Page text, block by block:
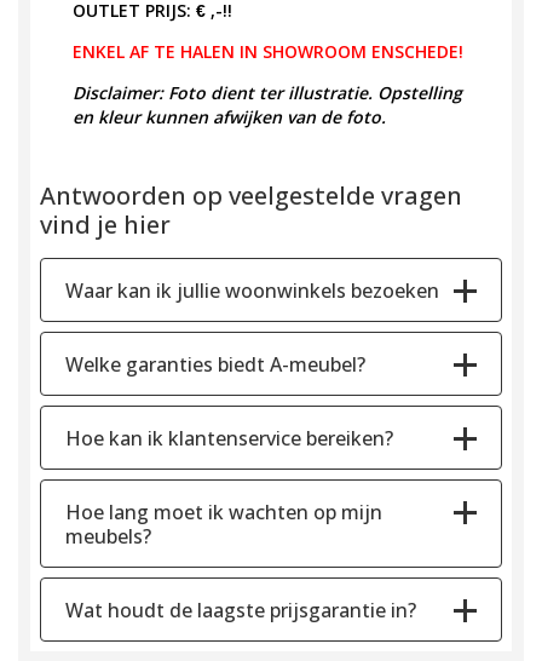
OUTLET PRIJS: € ,-!!
ENKEL AF TE HALEN IN SHOWROOM ENSCHEDE!
Disclaimer: Foto dient ter illustratie. Opstelling
en kleur kunnen afwijken van de foto.
Antwoorden op veelgestelde vragen
vind je hier
Waar kan ik jullie woonwinkels bezoeken
Welke garanties biedt A-meubel?
Hoe kan ik klantenservice bereiken?
Hoe lang moet ik wachten op mijn
meubels?
Wat houdt de laagste prijsgarantie in?